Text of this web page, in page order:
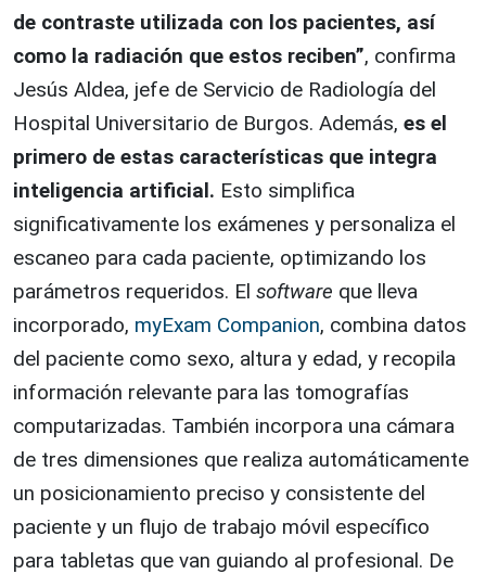
de contraste utilizada con los pacientes, así
como la radiación que estos reciben”, confirma
Jesús Aldea, jefe de Servicio de Radiología del
Hospital Universitario de Burgos. Además, es el
primero de estas características que integra
inteligencia artificial. Esto simplifica
significativamente los exámenes y personaliza el
escaneo para cada paciente, optimizando los
parámetros requeridos. El software que lleva
incorporado, myExam Companion, combina datos
del paciente como sexo, altura y edad, y recopila
información relevante para las tomografías
computarizadas. También incorpora una cámara
de tres dimensiones que realiza automáticamente
un posicionamiento preciso y consistente del
paciente y un flujo de trabajo móvil específico
para tabletas que van guiando al profesional. De